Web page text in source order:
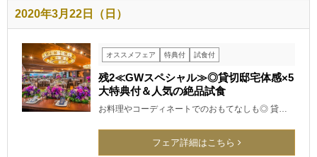
2020年3月22日（日）
オススメフェア 特典付 試食付
残2≪GWスペシャル≫◎貸切邸宅体感×5
大特典付＆人気の絶品試食
お料理やコーディネートでのおもてなしも◎ 貸…
フェア詳細はこちら